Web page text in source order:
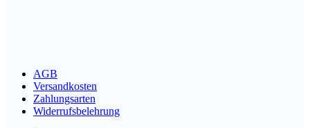
AGB
Versandkosten
Zahlungsarten
Widerrufsbelehrung